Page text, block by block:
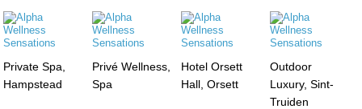
Private Spa,
Hampstead
Privé Wellness,
Spa
Hotel Orsett
Hall, Orsett
Outdoor
Luxury, Sint-
Truiden